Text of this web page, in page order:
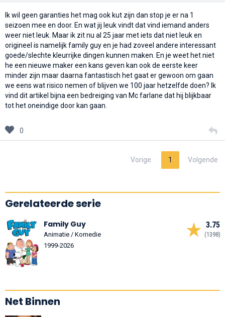
Ik wil geen garanties het mag ook kut zijn dan stop je er na 1
seizoen mee en door. En wat jij leuk vindt dat vind iemand anders
weer niet leuk. Maar ik zit nu al 25 jaar met iets dat niet leuk en
origineel is namelijk family guy en je had zoveel andere interessant
goede/slechte kleurrijke dingen kunnen maken. En je weet het niet
he een nieuwe maker een kans geven kan ook de eerste keer
minder zijn maar daarna fantastisch het gaat er gewoon om gaan
we eens wat risico nemen of blijven we 100 jaar hetzelfde doen? Ik
vind dit artikel bijna een bedreiging van Mc farlane dat hij blijkbaar
tot het oneindige door kan gaan.
0
Vorige 1 Volgende
Gerelateerde serie
3.75
(1398)
Family Guy
Animatie / Komedie
1999-2026
Net Binnen